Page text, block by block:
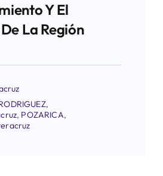
Y El
La Región
,
, POZARICA,